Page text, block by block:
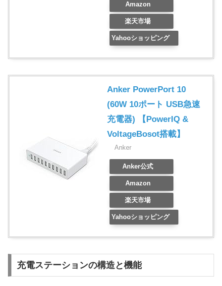
Amazon
楽天市場
Yahooショッピング
Anker PowerPort 10
(60W 10ポート USB急速
充電器) 【PowerIQ &
VoltageBosot搭載】
Anker
Anker公式
Amazon
楽天市場
Yahooショッピング
充電ステーションの構造と機能